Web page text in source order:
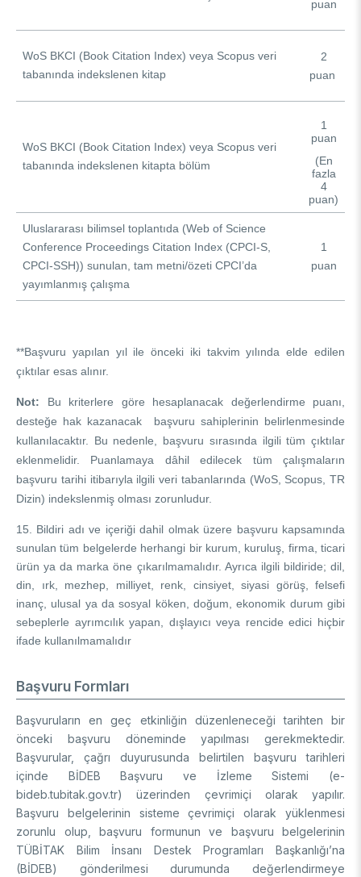
puan
WoS BKCI (Book Citation Index) veya Scopus veri
tabanında indekslenen kitap
2
puan
WoS BKCI (Book Citation Index) veya Scopus veri
tabanında indekslenen kitapta bölüm
1
puan
(En
fazla
4
puan)
Uluslararası bilimsel toplantıda (Web of Science
Conference Proceedings Citation Index (CPCI-S,
CPCI-SSH)) sunulan, tam metni/özeti CPCI’da
yayımlanmış çalışma
1
puan
**Başvuru yapılan yıl ile önceki iki takvim yılında elde edilen
çıktılar esas alınır.
Not: Bu kriterlere göre hesaplanacak değerlendirme puanı,
desteğe hak kazanacak başvuru sahiplerinin belirlenmesinde
kullanılacaktır. Bu nedenle, başvuru sırasında ilgili tüm çıktılar
eklenmelidir. Puanlamaya dâhil edilecek tüm çalışmaların
başvuru tarihi itibarıyla ilgili veri tabanlarında (WoS, Scopus, TR
Dizin) indekslenmiş olması zorunludur.
15. Bildiri adı ve içeriği dahil olmak üzere başvuru kapsamında
sunulan tüm belgelerde herhangi bir kurum, kuruluş, firma, ticari
ürün ya da marka öne çıkarılmamalıdır. Ayrıca ilgili bildiride; dil,
din, ırk, mezhep, milliyet, renk, cinsiyet, siyasi görüş, felsefi
inanç, ulusal ya da sosyal köken, doğum, ekonomik durum gibi
sebeplerle ayrımcılık yapan, dışlayıcı veya rencide edici hiçbir
ifade kullanılmamalıdır
Başvuru Formları
Başvuruların en geç etkinliğin düzenleneceği tarihten bir
önceki başvuru döneminde yapılması gerekmektedir.
Başvurular, çağrı duyurusunda belirtilen başvuru tarihleri
içinde BİDEB Başvuru ve İzleme Sistemi (e-
bideb.tubitak.gov.tr) üzerinden çevrimiçi olarak yapılır.
Başvuru belgelerinin sisteme çevrimiçi olarak yüklenmesi
zorunlu olup, başvuru formunun ve başvuru belgelerinin
TÜBİTAK Bilim İnsanı Destek Programları Başkanlığı’na
(BİDEB) gönderilmesi durumunda değerlendirmeye